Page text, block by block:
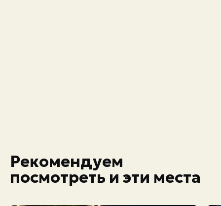
Рекомендуем
посмотреть и эти места